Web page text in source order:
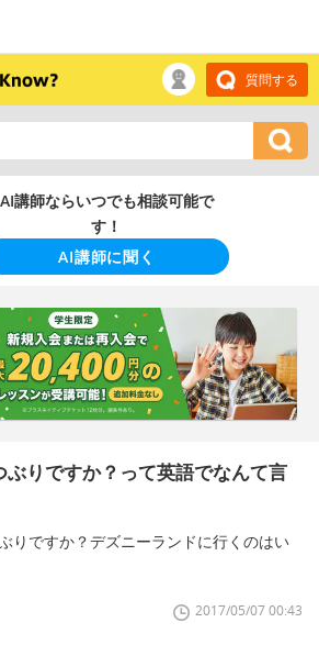
質問する
AI講師ならいつでも相談可能で
す！
AI講師に聞く
ぶりですか？って英語でなんて言
りですか？デズニーランドに行くのはい
2017/05/07 00:43